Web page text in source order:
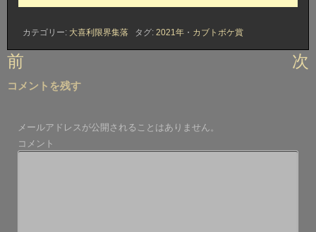
カテゴリー: 大喜利限界集落 タグ: 2021年 ・ カブトボケ賞
投
ナ
ゲ
ー
前 次
コメントを残す
メールアドレスが公開されることはありません。
コメント